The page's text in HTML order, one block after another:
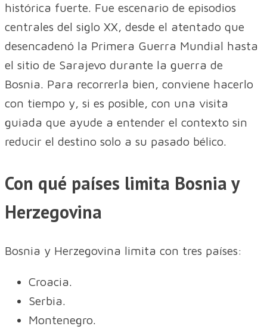
histórica fuerte. Fue escenario de episodios
centrales del siglo XX, desde el atentado que
desencadenó la Primera Guerra Mundial hasta
el sitio de Sarajevo durante la guerra de
Bosnia. Para recorrerla bien, conviene hacerlo
con tiempo y, si es posible, con una visita
guiada que ayude a entender el contexto sin
reducir el destino solo a su pasado bélico.
Con qué países limita Bosnia y
Herzegovina
Bosnia y Herzegovina limita con tres países:
Croacia.
Serbia.
Montenegro.